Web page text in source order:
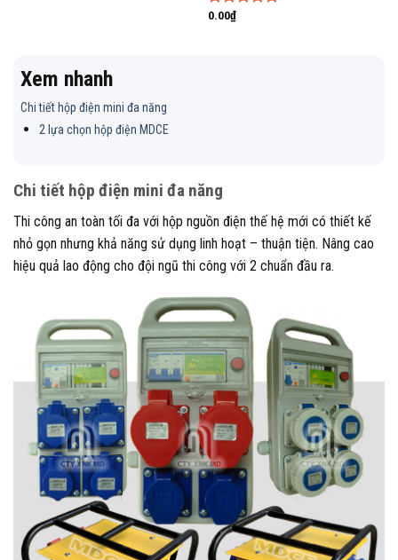
Được xếp
0.00₫
Xem nhanh
Chi tiết hộp điện mini đa năng
2 lựa chọn hộp điện MDCE
Chi tiết hộp điện mini đa năng
Thi công an toàn tối đa với hộp nguồn điện thế hệ mới có thiết kế
nhỏ gọn nhưng khả năng sử dụng linh hoạt – thuận tiện. Nâng cao
hiệu quả lao động cho đội ngũ thi công với 2 chuẩn đầu ra.